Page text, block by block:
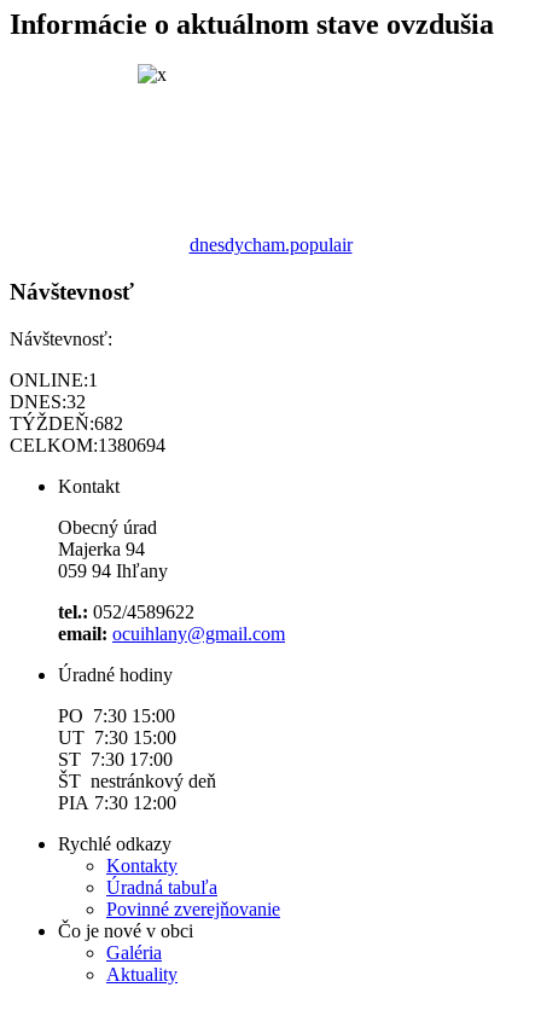
Informácie o aktuálnom stave ovzdušia
dnesdycham.populair
Návštevnosť
Návštevnosť:
ONLINE:1
DNES:32
TÝŽDEŇ:682
CELKOM:1380694
Kontakt
Obecný úrad
Majerka 94
059 94 Ihľany
tel.: 052/4589622
email: ocuihlany@gmail.com
Úradné hodiny
PO 7:30 15:00
UT 7:30 15:00
ST 7:30 17:00
ŠT nestránkový deň
PIA 7:30 12:00
Rychlé odkazy
Kontakty
Úradná tabuľa
Povinné zverejňovanie
Čo je nové v obci
Galéria
Aktuality